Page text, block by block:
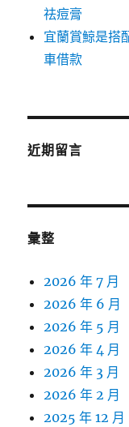
祛痘膏
宜蘭賞鯨是搭
車借款
近期留言
彙整
2026 年 7 月
2026 年 6 月
2026 年 5 月
2026 年 4 月
2026 年 3 月
2026 年 2 月
2025 年 12 月